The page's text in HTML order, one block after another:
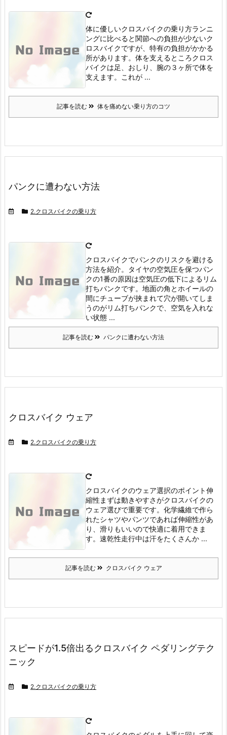
体に優しいクロスバイクの乗り方ランニ
ングに比べると関節への負担が少ないク
ロスバイクですが、特有の負担がかかる
所があります。 体を支えるところクロス
バイクは足、おしり、腕の３ヶ所で体を
支えます。
これが ...
記事を読む 体を痛めない乗り方のコツ
パンクに遭わない方法
2.クロスバイクの乗り方
クロスバイクでパンクのリスクを避ける
方法を紹介。タイヤの空気圧を保つパン
クの1番の原因は空気圧の低下によるリム
打ちパンクです。 地面の角とホイールの
間にチューブが挟まれて穴が開いてしま
うのがリム打ちパンクで、空気を入れな
い状態 ...
記事を読む パンクに遭わない方法
クロスバイク ウェア
2.クロスバイクの乗り方
クロスバイクのウェア選択のポイント伸
縮性 まずは動きやすさがクロスバイクの
ウェア選びで重要です。 化学繊維で作ら
れたシャツやパンツであれば伸縮性があ
り、滑りもいいので快適に着用できま
す。 速乾性走行中は汗をたくさんか ...
記事を読む クロスバイク ウェア
スピードが1.5倍出るクロスバイク ペダリングテク
ニック
2.クロスバイクの乗り方